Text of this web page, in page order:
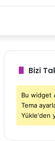
Bizi
Bu widget
Tema
Yükle'den